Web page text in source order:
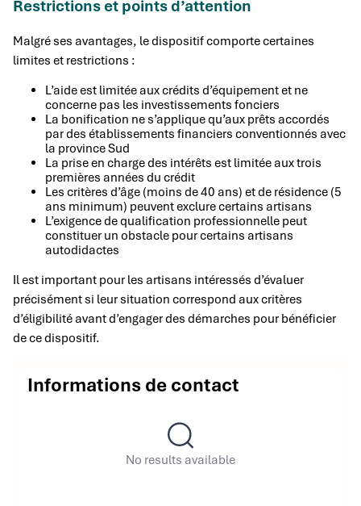
Restrictions et points d’attention
Malgré ses avantages, le dispositif comporte certaines
limites et restrictions :
L’aide est limitée aux crédits d’équipement et ne
concerne pas les investissements fonciers
La bonification ne s’applique qu’aux prêts accordés
par des établissements financiers conventionnés avec
la province Sud
La prise en charge des intérêts est limitée aux trois
premières années du crédit
Les critères d’âge (moins de 40 ans) et de résidence (5
ans minimum) peuvent exclure certains artisans
L’exigence de qualification professionnelle peut
constituer un obstacle pour certains artisans
autodidactes
Il est important pour les artisans intéressés d’évaluer
précisément si leur situation correspond aux critères
d’éligibilité avant d’engager des démarches pour bénéficier
de ce dispositif.
Informations de contact
No results available